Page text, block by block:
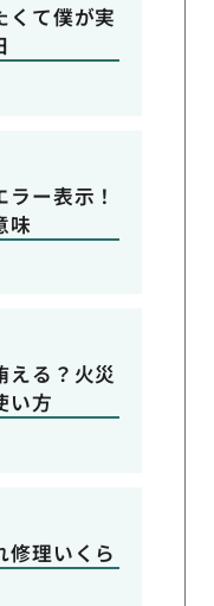
くて僕が実
ー表示！
味
える？火災
い方
修理いくら